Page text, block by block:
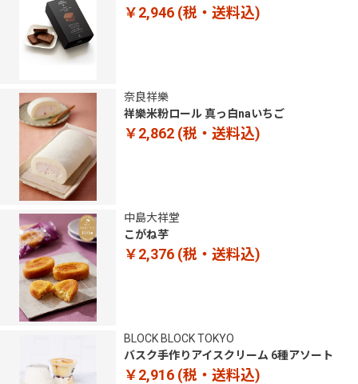
￥2,946 (税・送料込)
奈良祥樂
祥樂米粉ロール 真っ白naいちご
￥2,862 (税・送料込)
中島大祥堂
こがね芋
￥2,376 (税・送料込)
BLOCK BLOCK TOKYO
バスク手作りアイスクリーム 6種アソート
￥2,916 (税・送料込)